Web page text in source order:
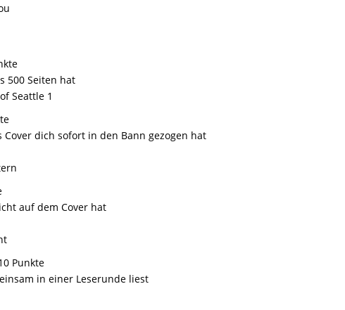
500 Seiten hat
Seattle 1
Cover dich sofort in den Bann gezogen hat
auf dem Cover hat
Punkte
in einer Leserunde liest